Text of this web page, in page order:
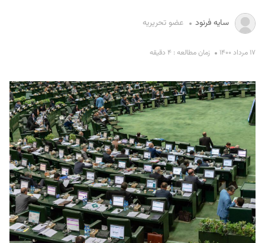
سایه فرنود عضو تحریریه
۱۷ مرداد ۱۴۰۰ زمان مطالعه : ۴ دقیقه